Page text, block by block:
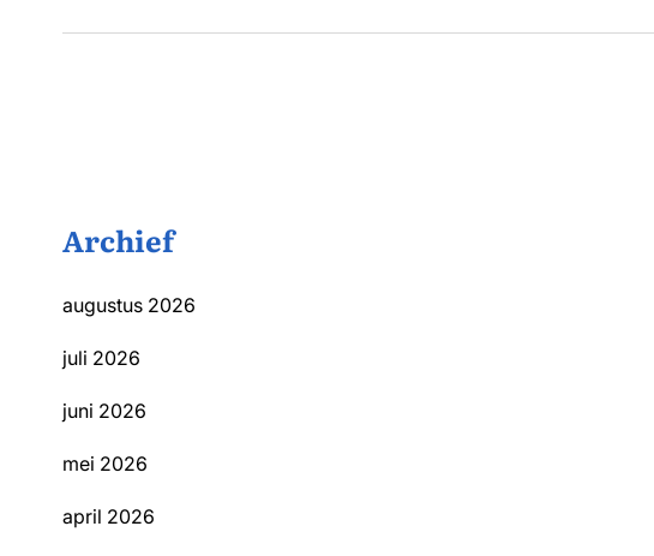
Archief
augustus 2026
juli 2026
juni 2026
mei 2026
april 2026